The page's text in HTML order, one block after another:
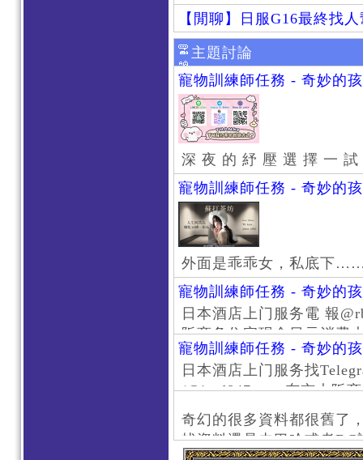
【閒聊】日服G16最終找
主題討論
寵物訓練師任務 - 奇妙的
深 夜 的 紓 壓 選 擇 一
寵物訓練師任務 - 奇妙的
外面是乖乖女，私底下
寵物訓練師任務 - 奇妙的
日本酒店上门服务電 報
阪商务住宅现金日元消费
京风俗 #大阪风俗 #东京
上门服务新宿风俗 #梅田
#日本萝莉 #大阪萝莉 #日
寵物訓練師任務 - 奇妙的
日本酒店上门服务找
/@jptd847utpp 东京大阪
京旅游 #大阪旅游 #东京
东京上门服务 #大阪上门
心斋桥风俗 #日本女孩 #
奇幻的很多資料都很舊了
找資料還是去巴哈或者